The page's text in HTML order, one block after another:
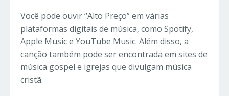
Você pode ouvir “Alto Preço” em várias
plataformas digitais de música, como Spotify,
Apple Music e YouTube Music. Além disso, a
canção também pode ser encontrada em sites de
música gospel e igrejas que divulgam música
cristã.